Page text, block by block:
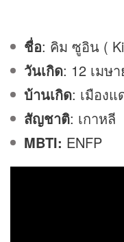
ชื่อ: คิม ซูอิน (
วันเกิด: 12 เมษ
บ้านเกิด: เมืองแ
สัญชาติ: เกาหลี
MBTI: ENFP